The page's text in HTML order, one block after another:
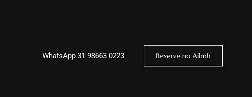
WhatsApp 31 98663 0223 Reserve no Aibnb